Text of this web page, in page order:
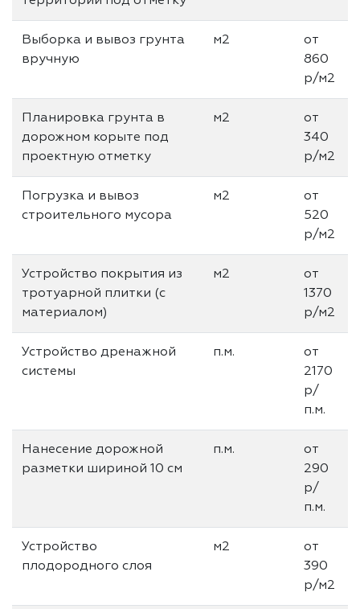
Выборка и вывоз грунта
вручную
м2
от
860
р/м2
Планировка грунта в
дорожном корыте под
проектную отметку
м2
от
340
р/м2
Погрузка и вывоз
строительного мусора
м2
от
520
р/м2
Устройство покрытия из
тротуарной плитки (с
материалом)
м2
от
1370
р/м2
Устройство дренажной
системы
п.м.
от
2170
р/
п.м.
Нанесение дорожной
разметки шириной 10 см
п.м.
от
290
р/
п.м.
Устройство
плодородного слоя
м2
от
390
р/м2